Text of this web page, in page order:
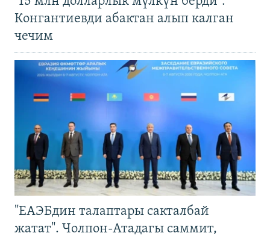
Конгантиевди абактан алып калган
чечим
"ЕАЭБдин талаптары сакталбай
жатат". Чолпон-Атадагы саммит,